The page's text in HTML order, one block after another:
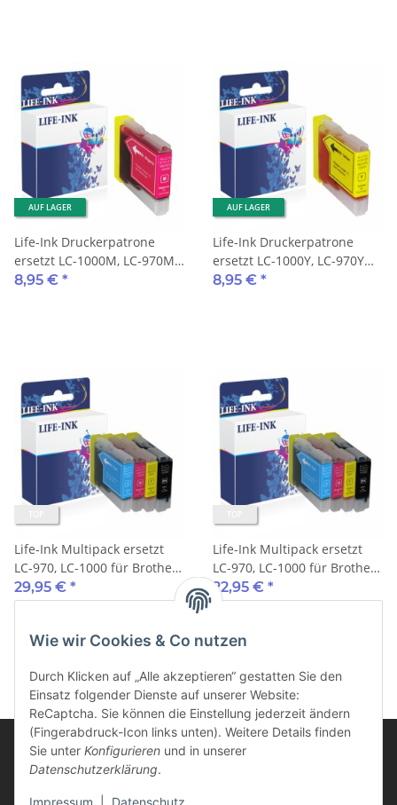
AUF LAGER
Life-Ink Druckerpatrone
ersetzt LC-1000M, LC-970M
für Brother Drucker
8,95 € *
AUF LAGER
Life-Ink Druckerpatrone
ersetzt LC-1000Y, LC-970Y
für Brother Drucker yellow
8,95 € *
Life-Ink Multipack ersetzt
LC-970, LC-1000 für Brother
Drucker 4 Druckerpatronen
XXL 35ml
29,95 € *
Life-Ink Multipack ersetzt
LC-970, LC-1000 für Brother
Drucker 4 Druckerpatronen
22,95 € *
Wie wir Cookies & Co nutzen
Durch Klicken auf „Alle akzeptieren“ gestatten Sie den
Einsatz folgender Dienste auf unserer Website:
ReCaptcha. Sie können die Einstellung jederzeit ändern
(Fingerabdruck-Icon links unten). Weitere Details finden
Sie unter Konfigurieren und in unserer
Datenschutzerklärung.